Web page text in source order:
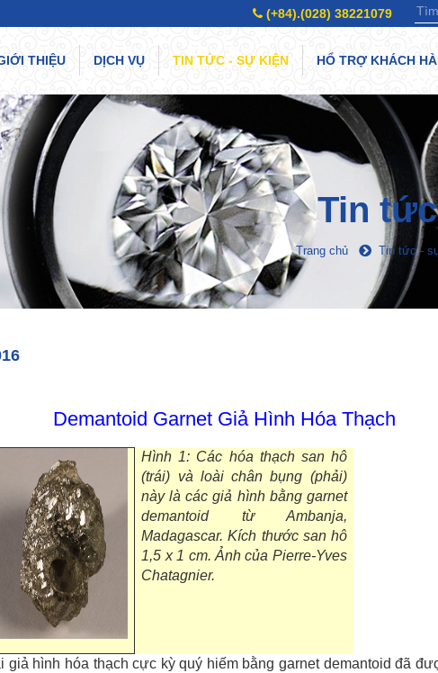
(+84).(028) 38221079
THIỆU DỊCH VỤ TIN TỨC - SỰ KIỆN HỔ TRỢ KHÁCH
Tin
Trang chủ Tin tức -
Demantoid Garnet Giả Hình Hóa Thạch
Hình 1: Các hóa thạch san hô
(trái) và loài chân bụng (phải)
này là các giả hình bằng garnet
demantoid từ Ambanja,
Madagascar. Kích thước san hô
1,5 x 1 cm. Ảnh của Pierre-Yves
Chatagnier.
giả hình hóa thạch cực kỳ quý hiếm bằng garnet demantoid đã